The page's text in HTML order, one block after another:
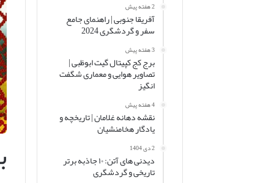
2 هفته پیش
آفریقا جنوبی | راهنمای جامع
سفر و گردشگری 2024
3 هفته پیش
برج کج کپیتال گیت ابوظبی |
تصاویر هوایی و معماری شگفت
انگیز
4 هفته پیش
نقشه دهانه غلامان | تاریخچه و
یادگار هخامنشیان
2 دی 1404
دیدنی های آتن: ۱۰ جاذبه برتر
تاریخی و گردشگری